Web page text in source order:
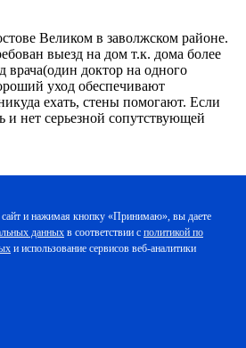
Великом в заволжском районе.
выезд на дом т.к. дома более
доктор на одного
уход обеспечивают
ехать, стены помогают. Если
и нет серьезной сопутствующей
Зависит от длительности запоя,
пациента.
сайт и нажимая кнопку «Принимаю», вы даете
данных в соответствии с политикой по
и использование сервисов веб-аналитики